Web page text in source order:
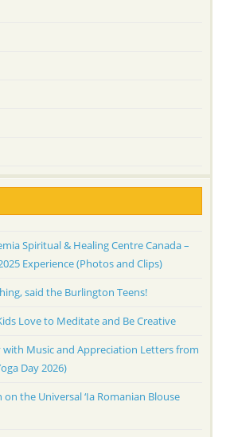
Spiritual & Healing Centre Canada –
Experience (Photos and Clips)
said the Burlington Teens!
Love to Meditate and Be Creative
with Music and Appreciation Letters from
Day 2026)
the Universal ‘Ia Romanian Blouse